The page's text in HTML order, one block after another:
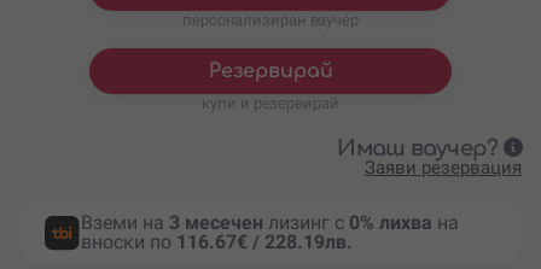
персонализиран ваучер
Резервирай
купи и резервирай
Имаш ваучер?
Заяви резервация
Вземи на 3 месечен лизинг с 0% лихва на
вноски по 116.67€ / 228.19лв.